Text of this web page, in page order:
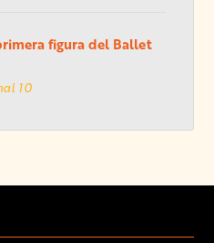
figura del Ballet
10